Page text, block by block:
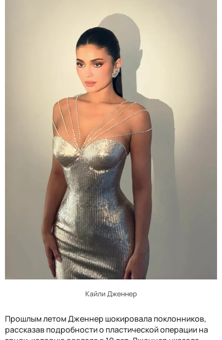
Кайли Дженнер
Прошлым летом Дженнер шокировала поклонников,
рассказав подробности о пластической операции на